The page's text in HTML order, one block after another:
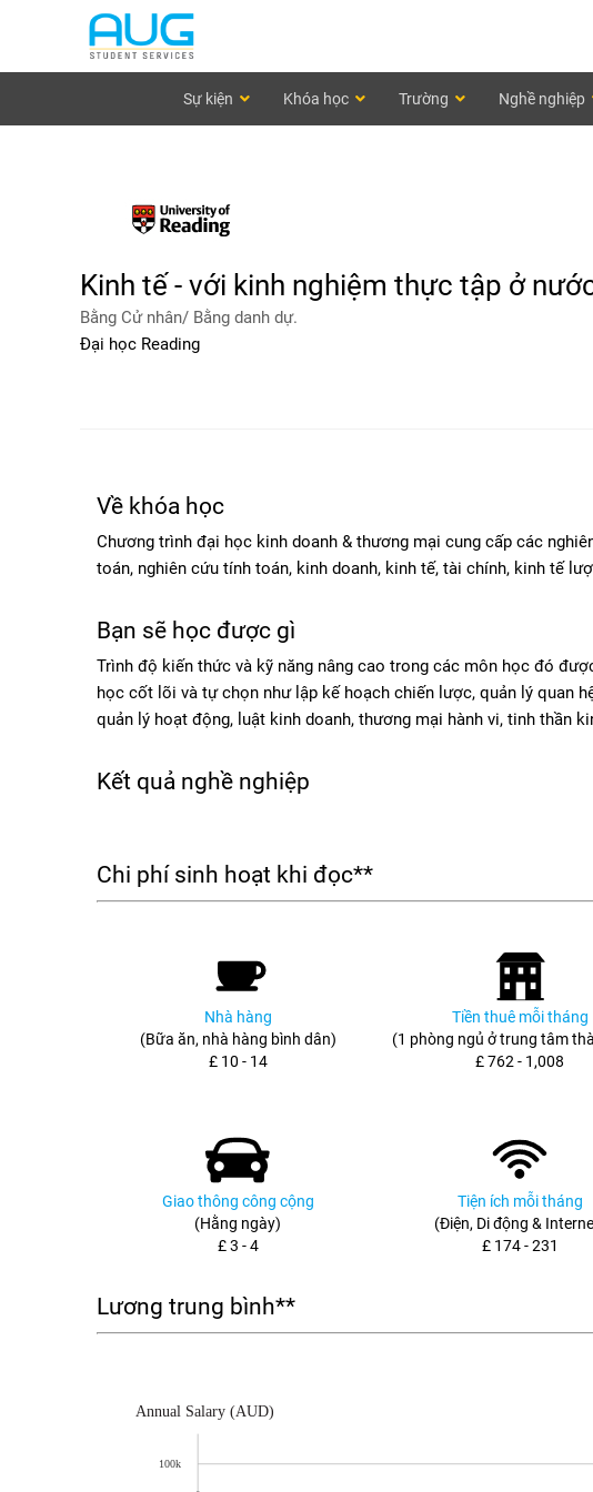
Sự kiện Khóa học Trường Nghề nghiệp
Kinh tế - với kinh nghiệm thực tập ở
Bằng Cử nhân/ Bằng danh dự.
Đại học Reading
Về khóa học
Chương trình đại học kinh doanh & thương mại cung cấp các
toán, nghiên cứu tính toán, kinh doanh, kinh tế, tài chính, kinh tế
Bạn sẽ học được gì
Trình độ kiến thức và kỹ năng nâng cao trong các môn học đó
học cốt lõi và tự chọn như lập kế hoạch chiến lược, quản lý quan
quản lý hoạt động, luật kinh doanh, thương mại hành vi, tinh thần
Kết quả nghề nghiệp
Chi phí sinh hoạt khi đọc**
Nhà hàng
(Bữa ăn, nhà hàng bình dân)
£ 10 - 14
Tiền thuê mỗi tháng
(1 phòng ngủ ở trung tâm
£ 762 - 1,008
Giao thông công cộng
(Hằng ngày)
£ 3 - 4
Tiện ích mỗi tháng
(Điện, Di động &
£ 174 - 231
Lương trung bình**